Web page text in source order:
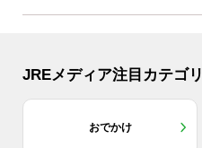
JREメディア注目カテゴリ
おでかけ